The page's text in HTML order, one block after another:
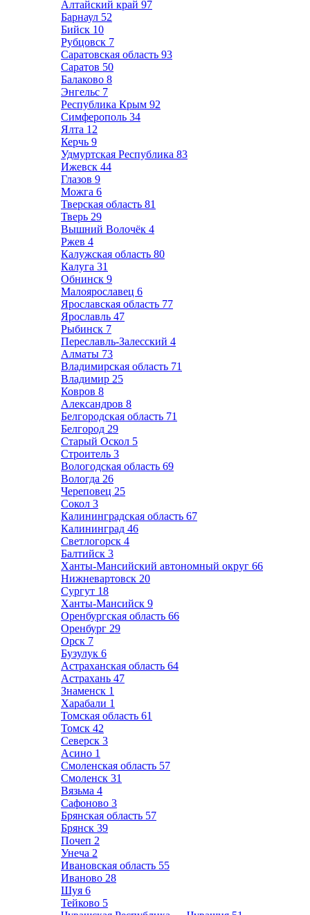
Алтайский край 97
Барнаул 52
Бийск 10
Рубцовск 7
Саратовская область 93
Саратов 50
Балаково 8
Энгельс 7
Республика Крым 92
Симферополь 34
Ялта 12
Керчь 9
Удмуртская Республика 83
Ижевск 44
Глазов 9
Можга 6
Тверская область 81
Тверь 29
Вышний Волочёк 4
Ржев 4
Калужская область 80
Калуга 31
Обнинск 9
Малоярославец 6
Ярославская область 77
Ярославль 47
Рыбинск 7
Переславль-Залесский 4
Алматы 73
Владимирская область 71
Владимир 25
Ковров 8
Александров 8
Белгородская область 71
Белгород 29
Старый Оскол 5
Строитель 3
Вологодская область 69
Вологда 26
Череповец 25
Сокол 3
Калининградская область 67
Калининград 46
Светлогорск 4
Балтийск 3
Ханты-Мансийский автономный округ 66
Нижневартовск 20
Сургут 18
Ханты-Мансийск 9
Оренбургская область 66
Оренбург 29
Орск 7
Бузулук 6
Астраханская область 64
Астрахань 47
Знаменск 1
Харабали 1
Томская область 61
Томск 42
Северск 3
Асино 1
Смоленская область 57
Смоленск 31
Вязьма 4
Сафоново 3
Брянская область 57
Брянск 39
Почеп 2
Унеча 2
Ивановская область 55
Иваново 28
Шуя 6
Тейково 5